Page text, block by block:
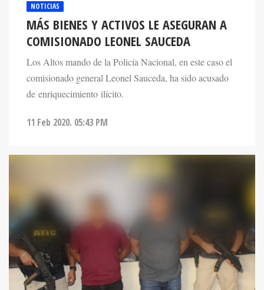
NOTICIAS
MÁS BIENES Y ACTIVOS LE ASEGURAN A
COMISIONADO LEONEL SAUCEDA
Los Altos mando de la Policía Nacional, en este caso el
comisionado general Leonel Sauceda, ha sido acusado
de enriquecimiento ilícito.
11 Feb 2020. 05:43 PM